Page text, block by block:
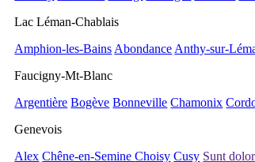
Lac Léman-Chablais
Amphion-les-Bains Abondance Anthy-sur-
Faucigny-Mt-Blanc
Argentière Bogève Bonneville Chamonix
Genevois
Alex Chêne-en-SemineChoisy Cusy Sunt